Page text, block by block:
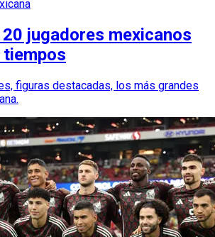
jugadores mexicanos
figuras destacadas, los más grandes